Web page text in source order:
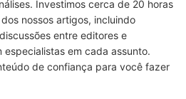
Recarregar? Veja se o Fone TWS de
Investimos cerca de 20 horas
nossos artigos, incluindo
entre editores e
em cada assunto.
de confiança para você fazer